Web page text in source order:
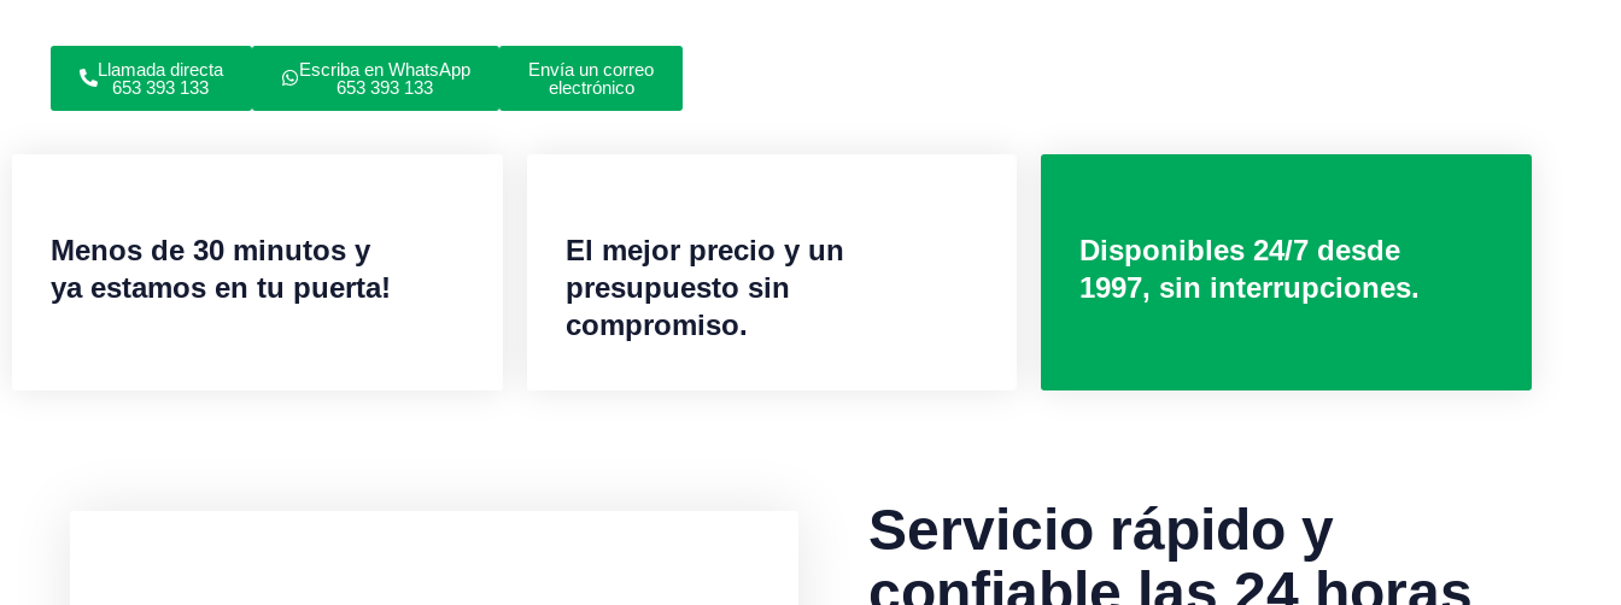
Llamada directa
653 393 133
Escriba en WhatsApp
653 393 133
Envía un correo
electrónico
Menos de 30 minutos y
ya estamos en tu puerta!
El mejor precio y un
presupuesto sin
compromiso.
Disponibles 24/7 desde
1997, sin interrupciones.
Servicio rápido y
confiable las 24 horas